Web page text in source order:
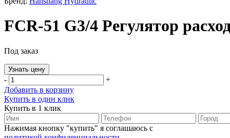
FCR-51 G3/4 Регулятор
Под заказ
Узнать цену
-
+
Добавить в корзину
Купить в один клик
Купить в 1 клик
Нажимая кнопку "купить" я соглашаюсь с